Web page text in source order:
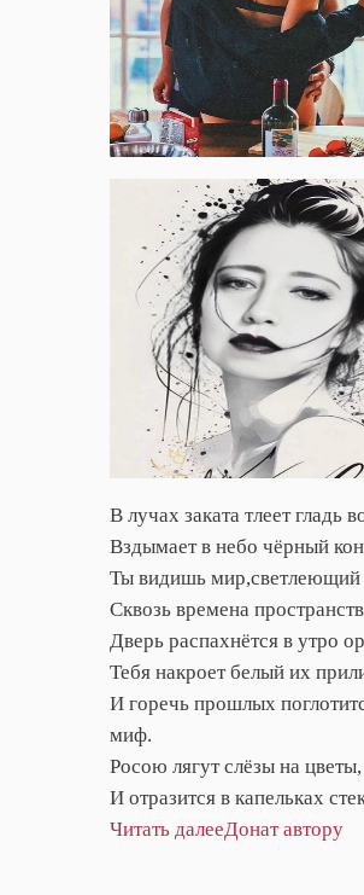
В лучах заката тлеет гладь
Вздымает в небо чёрный
Ты видишь мир,светлеющий
Сквозь времена
Дверь распахнётся в утро
Тебя накроет белый их
И горечь прошлых
миф.
Росою лягут слёзы на цветы,
И отразится в капельках
Читать далееДонат автору